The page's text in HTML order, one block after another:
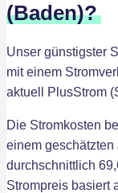
(Baden)?
Unser günstigster
mit einem
aktuell PlusStrom
Die Stromkosten
einem geschätzten
durchschnittlich
Strompreis basiert